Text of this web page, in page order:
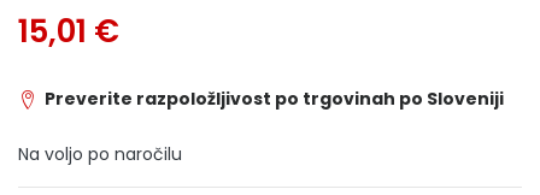
15,01 €
Preverite razpoložljivost po trgovinah po Sloveniji
Na voljo po naročilu